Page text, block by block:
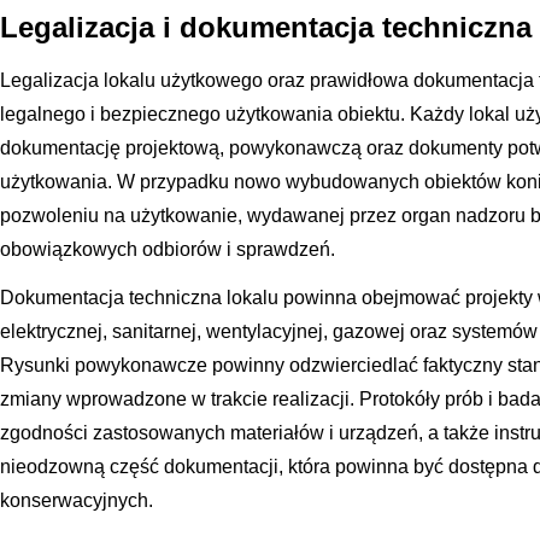
Legalizacja i dokumentacja
Legalizacja lokalu użytkowego oraz prawidłowa
legalnego i bezpiecznego użytkowania obiektu. Każdy lokal
dokumentację projektową, powykonawczą oraz dokumenty
użytkowania. W przypadku nowo wybudowanych obiektów
pozwoleniu na użytkowanie, wydawanej przez organ nadzoru
obowiązkowych odbiorów i sprawdzeń.
Dokumentacja techniczna lokalu powinna obejmować
elektrycznej, sanitarnej, wentylacyjnej, gazowej oraz
Rysunki powykonawcze powinny odzwierciedlać faktyczny
zmiany wprowadzone w trakcie realizacji. Protokóły prób i
zgodności zastosowanych materiałów i urządzeń, a także
nieodzowną część dokumentacji, która powinna być dostępna
konserwacyjnych.